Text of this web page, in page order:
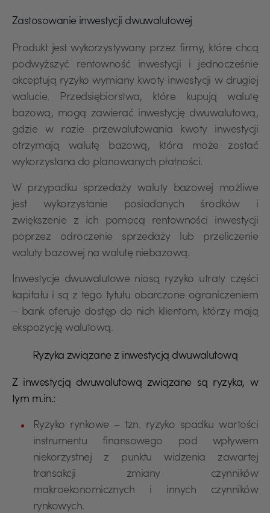
Zastosowanie inwestycji dwuwalutowej
Produkt jest wykorzystywany przez firmy, które chcą
podwyższyć rentowność inwestycji i jednocześnie
akceptują ryzyko wymiany kwoty inwestycji w drugiej
walucie. Przedsiębiorstwa, które kupują walutę
bazową, mogą zawierać inwestycję dwuwalutową,
gdzie w razie przewalutowania kwoty inwestycji
otrzymają walutę bazową, która może zostać
wykorzystana do planowanych płatności.
W przypadku sprzedaży waluty bazowej możliwe
jest wykorzystanie posiadanych środków i
zwiększenie z ich pomocą rentowności inwestycji
poprzez odroczenie sprzedaży lub przeliczenie
waluty bazowej na walutę niebazową.
Inwestycje dwuwalutowe niosą ryzyko utraty części
kapitału i są z tego tytułu obarczone ograniczeniem
– bank oferuje dostęp do nich klientom, którzy mają
ekspozycję walutową.
Ryzyka związane z inwestycją dwuwalutową
Z inwestycją dwuwalutową związane są ryzyka, w
tym m.in.:
Ryzyko rynkowe – tzn. ryzyko spadku wartości
instrumentu finansowego pod wpływem
niekorzystnej z punktu widzenia zawartej
transakcji zmiany czynników
makroekonomicznych i innych czynników
rynkowych.